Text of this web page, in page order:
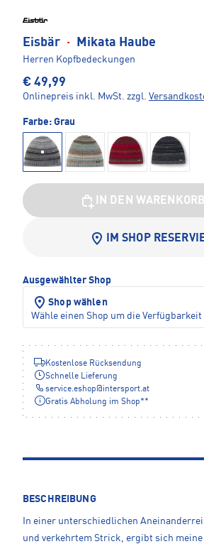
Eisbär · Mikata Haube
Herren Kopfbedeckungen
€ 49,99
Onlinepreis inkl. MwSt. zzgl.
Farbe: Grau
IN DEN WARENKORB
IM SHOP
Ausgewählter Shop
Shop wählen
Wähle einen Shop um die Verfügbarkeit
Kostenlose Rücksendung
Schnelle Lieferung
service.eshop@intersport.at
Gratis Abholung im Shop**
BESCHREIBUNG
In einer unterschiedlichen
und verkehrtem Strick, ergibt sich